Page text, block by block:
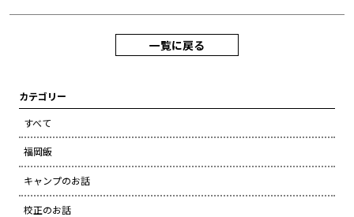
一覧に戻る
カテゴリー
すべて
福岡飯
キャンプのお話
校正のお話